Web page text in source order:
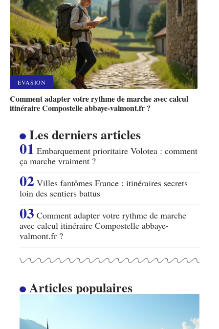
EVASION
Comment adapter votre rythme de marche avec calcul
itinéraire Compostelle abbaye-valmont.fr ?
Les derniers articles
Embarquement prioritaire Volotea : comment
ça marche vraiment ?
Villes fantômes France : itinéraires secrets
loin des sentiers battus
Comment adapter votre rythme de marche
avec calcul itinéraire Compostelle abbaye-
valmont.fr ?
Articles populaires